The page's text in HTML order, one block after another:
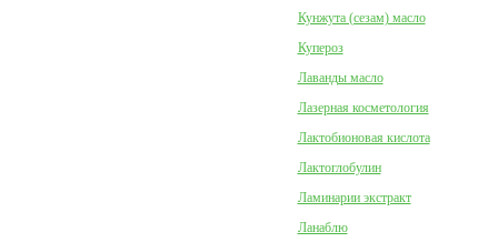
Кунжута (сезам) масло
Купероз
Лаванды масло
Лазерная косметология
Лактобионовая кислота
Лактоглобулин
Ламинарии экстракт
Ланаблю